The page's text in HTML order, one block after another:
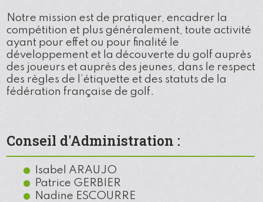
Notre mission est de pratiquer, encadrer la
compétition et plus généralement, toute activité
ayant pour effet ou pour finalité le
développement et la découverte du golf auprès
des joueurs et auprès des jeunes, dans le respect
des règles de l’étiquette et des statuts de la
fédération française de golf.
Conseil d'Administration :
Isabel ARAUJO
Patrice GERBIER
Nadine ESCOURRE